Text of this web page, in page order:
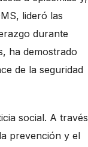
lideró las
durante
ha demostrado
de la seguridad
social. A través
prevención y el